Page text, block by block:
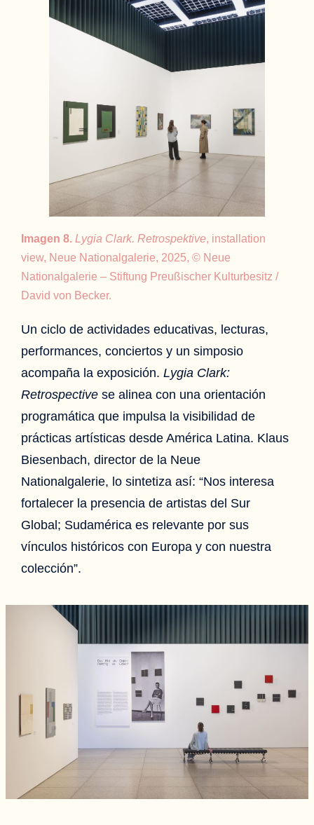
Imagen 8. Lygia Clark. Retrospektive, installation
view, Neue Nationalgalerie, 2025, © Neue
Nationalgalerie – Stiftung Preußischer Kulturbesitz /
David von Becker.
Un ciclo de actividades educativas, lecturas,
performances, conciertos y un simposio
acompaña la exposición.Lygia Clark:
Retrospective se alinea con una orientación
programática que impulsa la visibilidad de
prácticas artísticas desde América Latina. Klaus
Biesenbach, director de la Neue
Nationalgalerie, lo sintetiza así: “Nos interesa
fortalecer la presencia de artistas del Sur
Global; Sudamérica es relevante por sus
vínculos históricos con Europa y con nuestra
colección”.